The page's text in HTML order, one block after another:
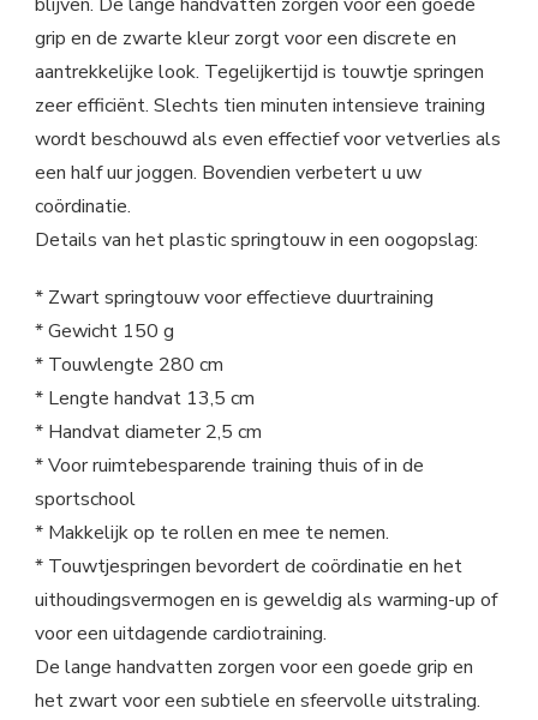
grip en de zwarte kleur zorgt voor een discrete en
aantrekkelijke look. Tegelijkertijd is touwtje springen
zeer efficiënt. Slechts tien minuten intensieve training
wordt beschouwd als even effectief voor vetverlies als
een half uur joggen. Bovendien verbetert u uw
coördinatie.
Details van het plastic springtouw in een oogopslag:
* Zwart springtouw voor effectieve duurtraining
* Gewicht 150 g
* Touwlengte 280 cm
* Lengte handvat 13,5 cm
* Handvat diameter 2,5 cm
* Voor ruimtebesparende training thuis of in de
sportschool
* Makkelijk op te rollen en mee te nemen.
* Touwtjespringen bevordert de coördinatie en het
uithoudingsvermogen en is geweldig als warming-up of
voor een uitdagende cardiotraining.
De lange handvatten zorgen voor een goede grip en
het zwart voor een subtiele en sfeervolle uitstraling.